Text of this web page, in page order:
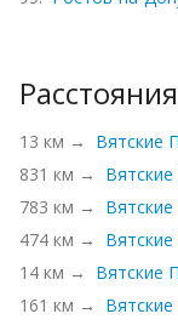
13 км →
Вятские
831 км →
783 км →
474 км →
14 км →
Вятские
161 км →